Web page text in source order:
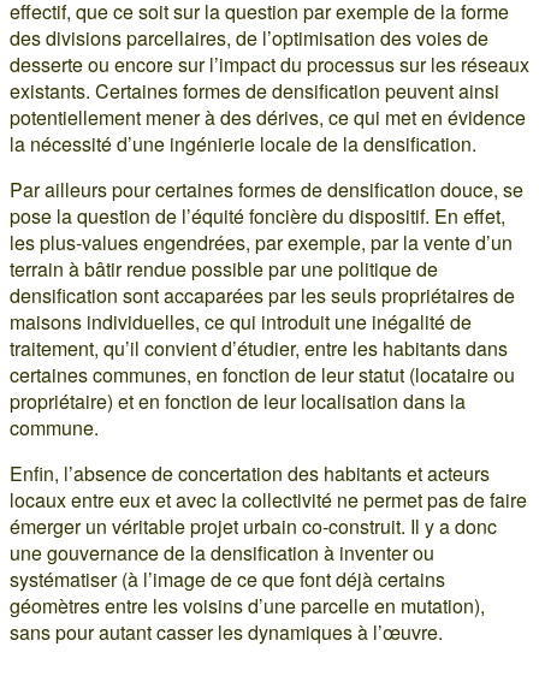
effectif, que ce soit sur la question par exemple de la forme
des divisions parcellaires, de l’optimisation des voies de
desserte ou encore sur l’impact du processus sur les réseaux
existants. Certaines formes de densification peuvent ainsi
potentiellement mener à des dérives, ce qui met en évidence
la nécessité d’une ingénierie locale de la densification.
Par ailleurs pour certaines formes de densification douce, se
pose la question de l’équité foncière du dispositif. En effet,
les plus-values engendrées, par exemple, par la vente d’un
terrain à bâtir rendue possible par une politique de
densification sont accaparées par les seuls propriétaires de
maisons individuelles, ce qui introduit une inégalité de
traitement, qu’il convient d’étudier, entre les habitants dans
certaines communes, en fonction de leur statut (locataire ou
propriétaire) et en fonction de leur localisation dans la
commune.
Enfin, l’absence de concertation des habitants et acteurs
locaux entre eux et avec la collectivité ne permet pas de faire
émerger un véritable projet urbain co-construit. Il y a donc
une gouvernance de la densification à inventer ou
systématiser (à l’image de ce que font déjà certains
géomètres entre les voisins d’une parcelle en mutation),
sans pour autant casser les dynamiques à l’œuvre.